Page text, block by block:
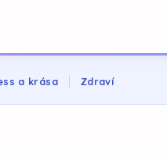
a krása Zdraví